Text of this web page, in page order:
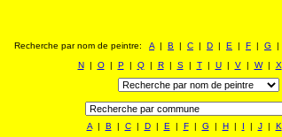
Recherche par nom de peintre: A | B | C | D | E | F | G |
N | O | P | Q | R | S | T | U | V | W | X
A | B | C | D | E | F | G | H | I | J | K